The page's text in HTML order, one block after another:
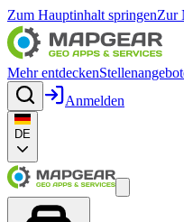
Zum Hauptinhalt springenZur
Mehr entdecken
Anmelden
DE